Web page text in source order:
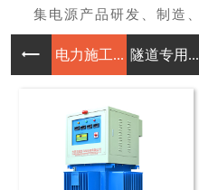
电力施工... 隧道专用...